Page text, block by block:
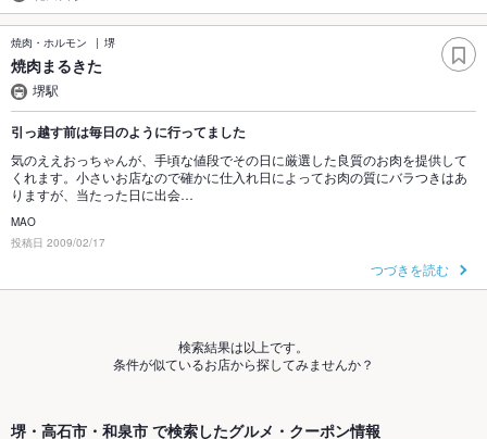
焼肉・ホルモン 堺
焼肉まるきた
堺駅
引っ越す前は毎日のように行ってました
気のええおっちゃんが、手頃な値段でその日に厳選した良質のお肉を提供して
くれます。小さいお店なので確かに仕入れ日によってお肉の質にバラつきはあ
りますが、当たった日に出会…
MAO
投稿日 2009/02/17
つづきを読む
検索結果は以上です。
条件が似ているお店から探してみませんか？
堺・高石市・和泉市 で検索したグルメ・クーポン情報